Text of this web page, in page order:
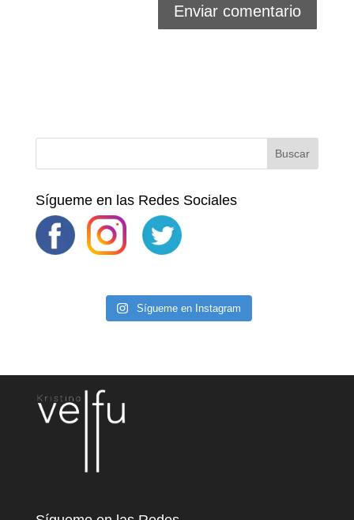
Sígueme en las Redes Sociales
Sígueme en Instagram